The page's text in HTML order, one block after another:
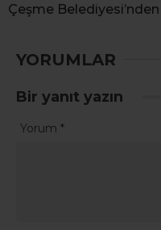
Çeşme
YORUMLAR
Bir yanıt yazın
Yorum *